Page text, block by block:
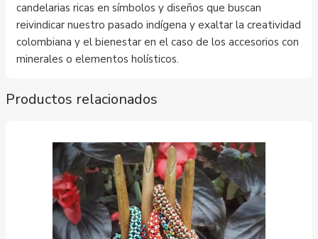
candelarias ricas en símbolos y diseños que buscan
reivindicar nuestro pasado indígena y exaltar la creatividad
colombiana y el bienestar en el caso de los accesorios con
minerales o elementos holísticos.
Productos relacionados